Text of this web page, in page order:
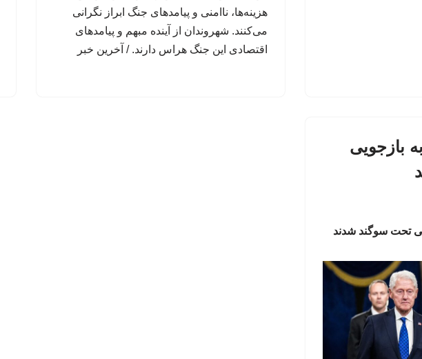
هزینه‌ها، ناامنی و پیامدهای جنگ ابراز نگرانی
می‌کنند. شهروندان از آینده مبهم و پیامدهای
اقتصادی این جنگ هراس دارند. / آخرین خبر
بازجویی
تحت سوگند شدند